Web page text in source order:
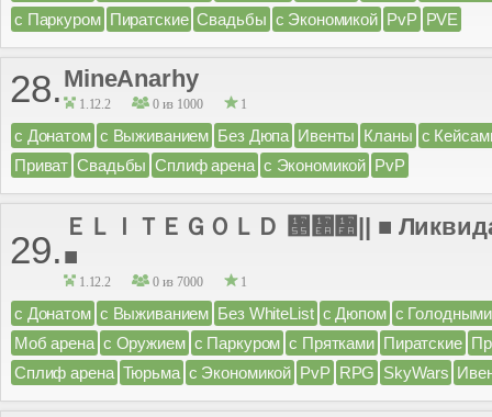
с Паркуром Пиратские Свадьбы с Экономикой PvP PVE
28. MineAnarhy
1.12.2 0 из 1000 1
с Донатом с Выживанием Без Дюпа Ивенты Кланы с
Приват Свадьбы Сплиф арена с Экономикой PvP
29.
ＥＬＩＴＥＧＯＬＤ ᝕៪៺|| ■
■
1.12.2 0 из 7000 1
с Донатом с Выживанием Без WhiteList с Дюпом с
Моб арена с Оружием с Паркуром с Прятками Пиратские
Сплиф арена Тюрьма с Экономикой PvP RPG SkyWars